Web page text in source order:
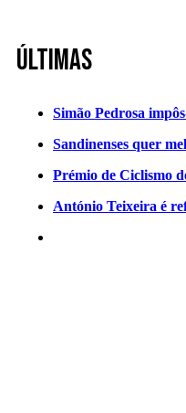
Últimas
Simão Pedrosa
Sandinenses quer
Prémio de Ciclismo
António Teixeira é